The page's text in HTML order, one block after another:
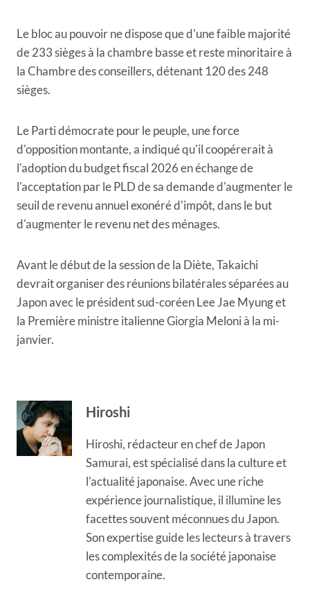
Le bloc au pouvoir ne dispose que d'une faible majorité
de 233 sièges à la chambre basse et reste minoritaire à
la Chambre des conseillers, détenant 120 des 248
sièges.
Le Parti démocrate pour le peuple, une force
d'opposition montante, a indiqué qu'il coopérerait à
l'adoption du budget fiscal 2026 en échange de
l'acceptation par le PLD de sa demande d'augmenter le
seuil de revenu annuel exonéré d'impôt, dans le but
d'augmenter le revenu net des ménages.
Avant le début de la session de la Diète, Takaichi
devrait organiser des réunions bilatérales séparées au
Japon avec le président sud-coréen Lee Jae Myung et
la Première ministre italienne Giorgia Meloni à la mi-
janvier.
Hiroshi
Hiroshi, rédacteur en chef de Japon
Samurai, est spécialisé dans la culture et
l'actualité japonaise. Avec une riche
expérience journalistique, il illumine les
facettes souvent méconnues du Japon.
Son expertise guide les lecteurs à travers
les complexités de la société japonaise
contemporaine.